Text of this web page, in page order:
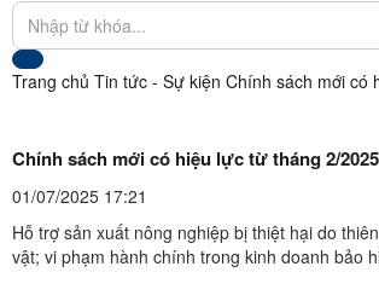
Trang chủ Tin tức - Sự kiện Chính sách mới có
Chính sách mới có hiệu lực từ tháng 2/2025
01/07/2025 17:21
Hỗ trợ sản xuất nông nghiệp bị thiệt hại do
vật; vi phạm hành chính trong kinh doanh bảo